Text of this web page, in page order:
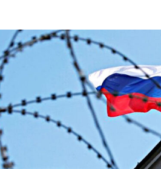
Долучитися